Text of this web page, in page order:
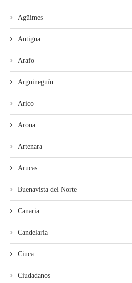
Agüimes
Antigua
Arafo
Arguineguín
Arico
Arona
Artenara
Arucas
Buenavista del Norte
Canaria
Candelaria
Ciuca
Ciudadanos